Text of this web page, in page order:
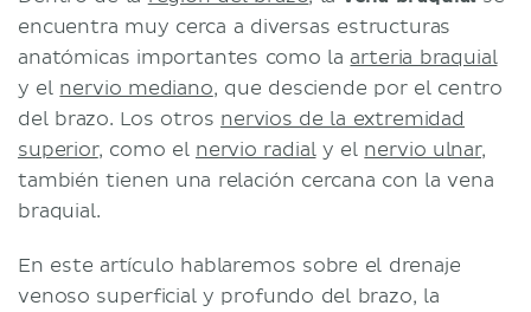
encuentra muy cerca a diversas estructuras
anatómicas importantes como la arteria braquial
y el nervio mediano, que desciende por el centro
del brazo. Los otros nervios de la extremidad
superior, como el nervio radialy el nervio ulnar,
también tienen una relación cercana con la vena
braquial.
En este artículo hablaremos sobre el drenaje
venoso superficial y profundo del brazo, la